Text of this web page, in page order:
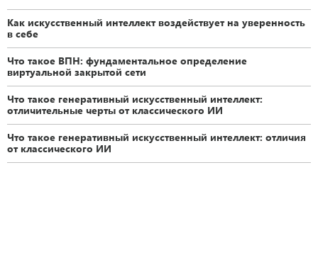
Как искусственный интеллект воздействует на уверенность
в себе
Что такое ВПН: фундаментальное определение
виртуальной закрытой сети
Что такое генеративный искусственный интеллект:
отличительные черты от классического ИИ
Что такое генеративный искусственный интеллект: отличия
от классического ИИ